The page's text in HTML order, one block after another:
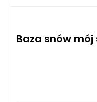
Baza snów mój